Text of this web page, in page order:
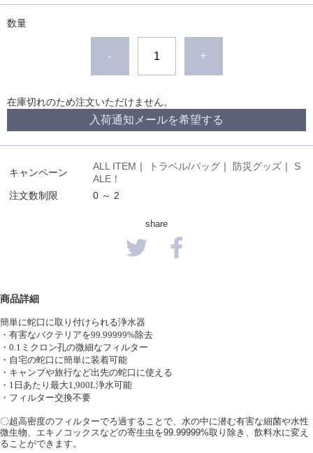
数量
- +
在庫切れのため注文いただけません。
入荷通知メールを希望する
キャンペーン
ALL ITEM ｜ トラベル/バッグ ｜ 防災グッズ ｜ S
ALE！
注文数制限
0 ～ 2
share
商品詳細
簡単に蛇口に取り付けられる浄水器
・有害なバクテリアを99.99999%除去
・ 0.1 ミクロン孔の微細なフィルター
・自宅の蛇口に簡単に装着可能
・キャンプや旅行など出先の蛇口に使える
・ 1 日あたり最大1,900L浄水可能
・フィルター交換不要
〇超高密度のフィルターでろ過することで、水の中に潜む有害な細菌や水性
微生物、エキノコックスなどの寄生虫を99.99999%取り除き、飲料水に変え
ることができます。